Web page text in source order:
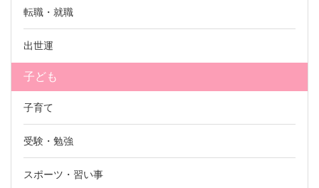
転職・就職
出世運
子ども
子育て
受験・勉強
スポーツ・習い事